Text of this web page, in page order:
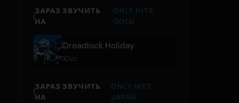
ЗАРАЗ ЗВУЧИТЬ
НА
ONLY HITS
GOLD
Dreadlock Holiday
10cc
ЗАРАЗ ЗВУЧИТЬ
НА
ONLY HITS
JAPAN